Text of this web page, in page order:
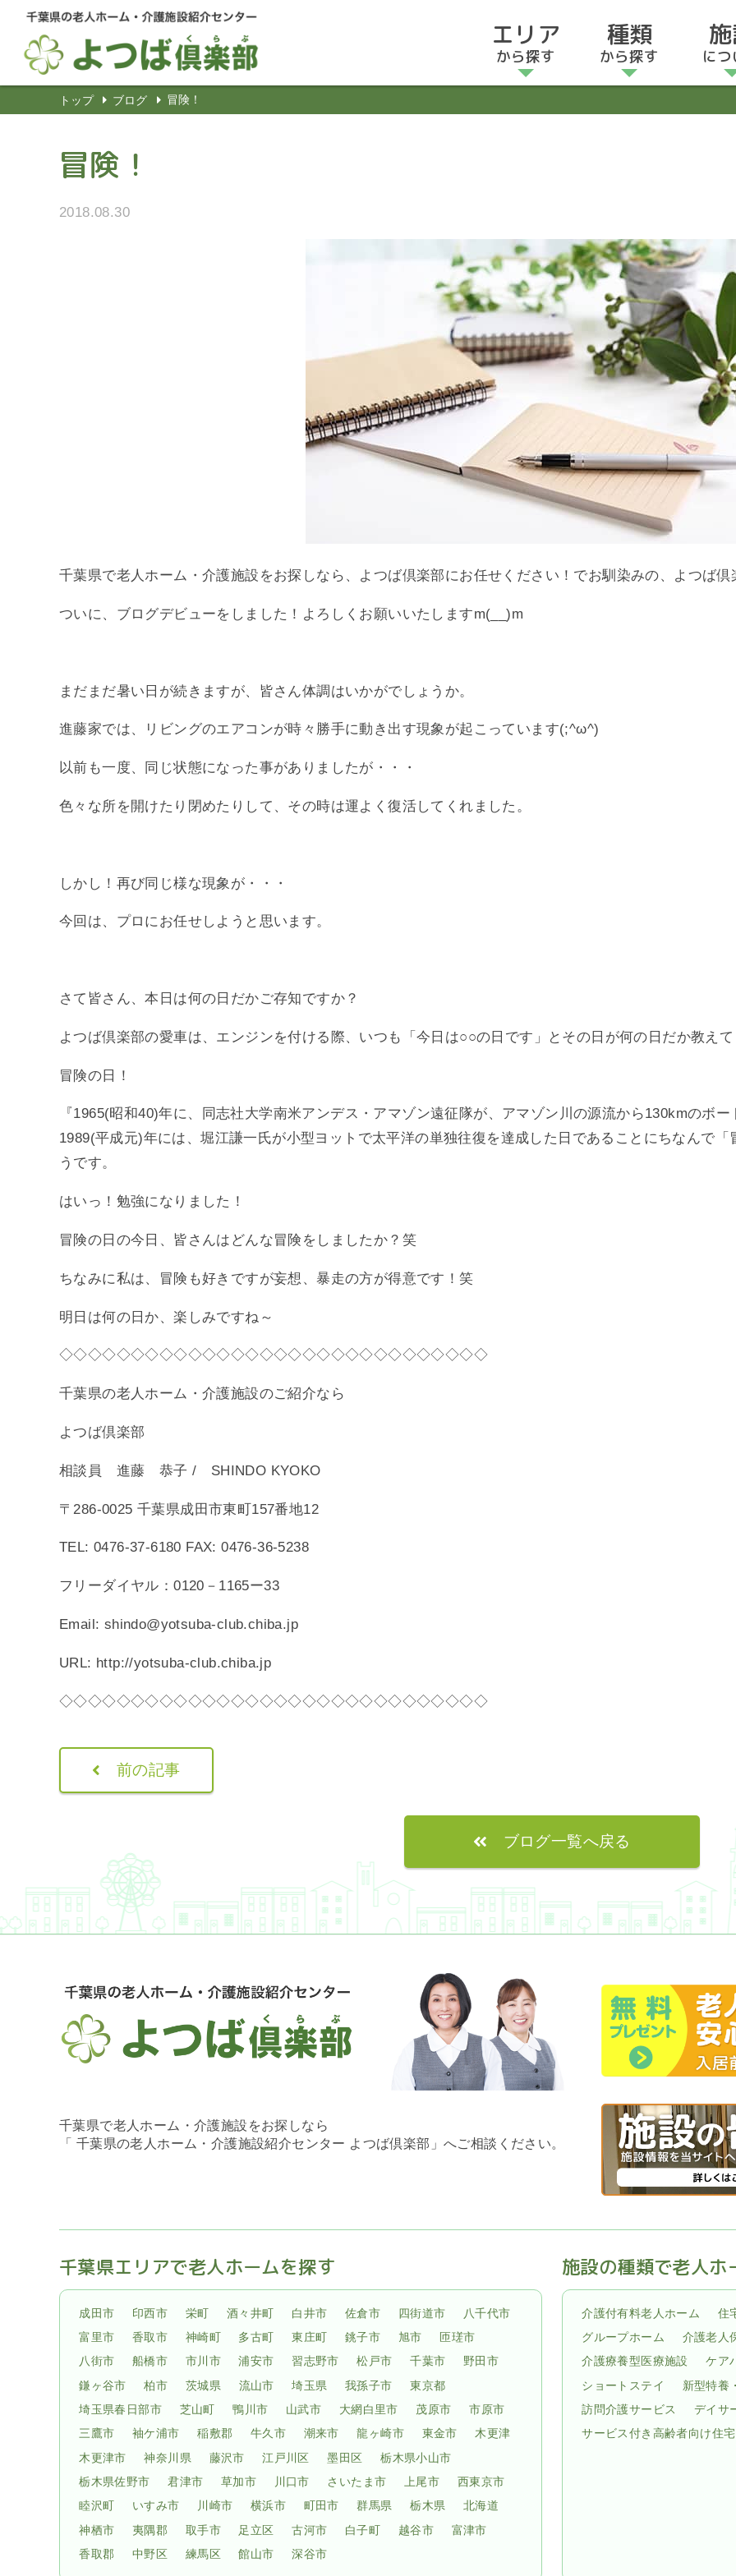
エリア
から探す
種類
から探す に
トップ ブログ 冒険！
冒険！
2018.08.30
千葉県で老人ホーム・介護施設をお探しなら、よつば倶楽部にお任せください！でお馴染みの、よつば
ついに、ブログデビューをしました！よろしくお願いいたしますm(__)m
まだまだ暑い日が続きますが、皆さん体調はいかがでしょうか。
進藤家では、リビングのエアコンが時々勝手に動き出す現象が起こっています(;^ω^)
以前も一度、同じ状態になった事がありましたが・・・
色々な所を開けたり閉めたりして、その時は運よく復活してくれました。
しかし！再び同じ様な現象が・・・
今回は、プロにお任せしようと思います。
さて皆さん、本日は何の日だかご存知ですか？
よつば倶楽部の愛車は、エンジンを付ける際、いつも「今日は○○の日です」とその日が何の日だか教え
冒険の日！
『1965(昭和40)年に、同志社大学南米アンデス・アマゾン遠征隊が、アマゾン川の源流から130kmのボ
1989(平成元)年には、堀江謙一氏が小型ヨットで太平洋の単独往復を達成した日であることにちなんで
うです。
はいっ！勉強になりました！
冒険の日の今日、皆さんはどんな冒険をしましたか？笑
ちなみに私は、冒険も好きですが妄想、暴走の方が得意です！笑
明日は何の日か、楽しみですね～
◇◇◇◇◇◇◇◇◇◇◇◇◇◇◇◇◇◇◇◇◇◇◇◇◇◇◇◇◇◇
千葉県の老人ホーム・介護施設のご紹介なら
よつば倶楽部
相談員 進藤 恭子 / SHINDO KYOKO
〒286-0025 千葉県成田市東町157番地12
TEL: 0476-37-6180 FAX: 0476-36-5238
フリーダイヤル：0120－1165ー33
Email: shindo@yotsuba-club.chiba.jp
URL: http://yotsuba-club.chiba.jp
◇◇◇◇◇◇◇◇◇◇◇◇◇◇◇◇◇◇◇◇◇◇◇◇◇◇◇◇◇◇
前の記事
ブログ一覧へ戻る
千葉県で老人ホーム・介護施設をお探しなら
「 千葉県の老人ホーム・介護施設紹介センター よつば倶楽部」へご相談ください。
千葉県エリアで老人ホームを探す
成田市 印西市 栄町 酒々井町 白井市 佐倉市 四街道市
八千代市
富里市
香取市 神崎町 多古町 東庄町 銚子市 旭市
匝瑳市
八街市
船橋市 市川市 浦安市 習志野市 松戸市 千葉市
野田市
鎌ヶ谷市
柏市 茨城県 流山市 埼玉県 我孫子市
東京都
埼玉県春日部市
芝山町 鴨川市 山武市 大網白里市 茂原市
市原市
三鷹市
袖ケ浦市 稲敷郡 牛久市 潮来市 龍ヶ崎市 東金市
木更津
木更津市
神奈川県 藤沢市 江戸川区 墨田区
栃木県小山市
栃木県佐野市
君津市 草加市 川口市 さいたま市 上尾市
西東京市
睦沢町
いすみ市 川崎市 横浜市 町田市 群馬県 栃木県
北海道
神栖市
夷隅郡 取手市 足立区 古河市 白子町 越谷市
富津市
香取郡
中野区 練馬区 館山市 深谷市
施設の種類で老人ホ
介護付有料老人ホーム
住
グループホーム
介護老人
介護療養型医療施設
ケア
ショートステイ
新型特養
訪問介護サービス
デイサ
サービス付き高齢者向け住宅